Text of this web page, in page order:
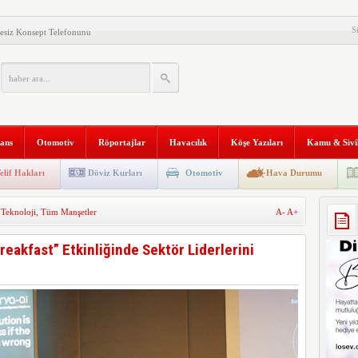
Konsept Telefonunu
HONOR Magic V6’yı
Şirketi Araştırması”
2. Defa Büyüyor
Geçti
“Aranan Mezun”
ve Kadim Eşikler” Karma
instax mini 99’un
Stratejik Ortaklık Kurdu
Otomotiv Röportajlar Havacılık Köşe Yazıları Kamu &
Hakları Döviz Kurları Otomotiv Hava Durumu
Tüm Manşetler A- A+
Etkinliğinde Sektör Liderlerini